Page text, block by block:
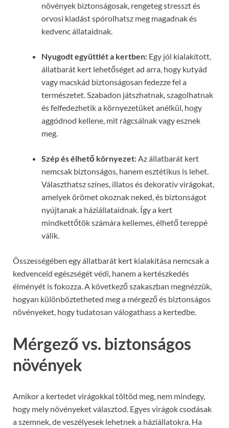
növények biztonságosak, rengeteg stresszt és
orvosi kiadást spórolhatsz meg magadnak és
kedvenc állataidnak.
Nyugodt együttlét a kertben: Egy jól kialakított,
állatbarát kert lehetőséget ad arra, hogy kutyád
vagy macskád biztonságosan fedezze fel a
természetet. Szabadon játszhatnak, szagolhatnak
és felfedezhetik a környezetüket anélkül, hogy
aggódnod kellene, mit rágcsálnak vagy esznek
meg.
Szép és élhető környezet:Az állatbarát kert
nemcsak biztonságos, hanem esztétikus is lehet.
Választhatsz színes, illatos és dekoratív virágokat,
amelyek örömet okoznak neked, és biztonságot
nyújtanak a háziállataidnak. Így a kert
mindkettőtök számára kellemes, élhető tereppé
válik.
Összességében egy állatbarát kert kialakítása nemcsak a
kedvenceid egészségét védi, hanem a kertészkedés
élményét is fokozza. A következő szakaszban megnézzük,
hogyan különböztetheted meg a mérgező és biztonságos
növényeket, hogy tudatosan válogathass a kertedbe.
Mérgező vs. biztonságos
növények
Amikor a kertedet virágokkal töltöd meg, nem mindegy,
hogy mely növényeket választod. Egyes virágok csodásak
a szemnek, de veszélyesek lehetnek a háziállatokra. Ha